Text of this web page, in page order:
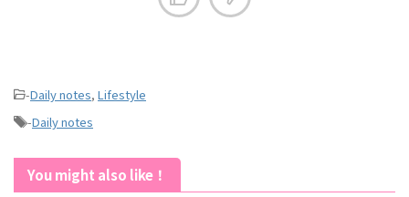
-Daily notes, Lifestyle
-Daily notes
You might also like！